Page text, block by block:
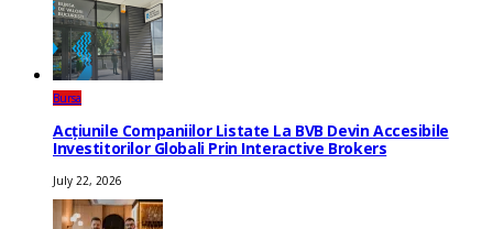
Bursa
Acțiunile Companiilor Listate La BVB Devin Accesibile
Investitorilor Globali Prin Interactive Brokers
July 22, 2026